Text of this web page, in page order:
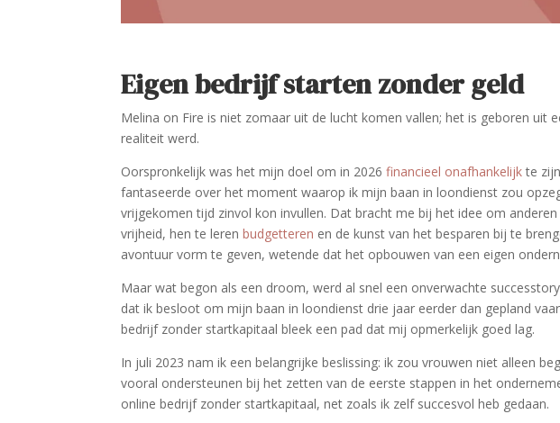
Eigen bedrijf starten zonder geld
Melina on Fire is niet zomaar uit de lucht komen vallen; het is geboren uit
realiteit werd.
Oorspronkelijk was het mijn doel om in 2026financieel onafhankelijkte
fantaseerde over het moment waarop ik mijn baan in loondienst zou
vrijgekomen tijd zinvol kon invullen. Dat bracht me bij het idee om
vrijheid, hen te lerenbudgetteren en de kunst van het besparen bij te
avontuur vorm te geven, wetende dat het opbouwen van een eigen
Maar wat begon als een droom, werd al snel een onverwachte
dat ik besloot om mijn baan in loondienst drie jaar eerder dan gepland
bedrijf zonder startkapitaal bleek een pad dat mij opmerkelijk goed lag.
In juli 2023 nam ik een belangrijke beslissing: ik zou vrouwen niet alleen
vooral ondersteunen bij het zetten van de eerste stappen in het
online bedrijf zonder startkapitaal, net zoals ik zelf succesvol heb gedaan.